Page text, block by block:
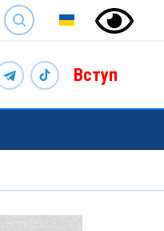
SEARCH
Вступ